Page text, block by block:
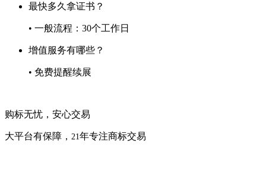
最快多久拿证书？
• 一般流程：30个工作日
增值服务有哪些？
• 免费提醒续展
购标无忧，安心交易
大平台有保障， 21 年专注商标交易